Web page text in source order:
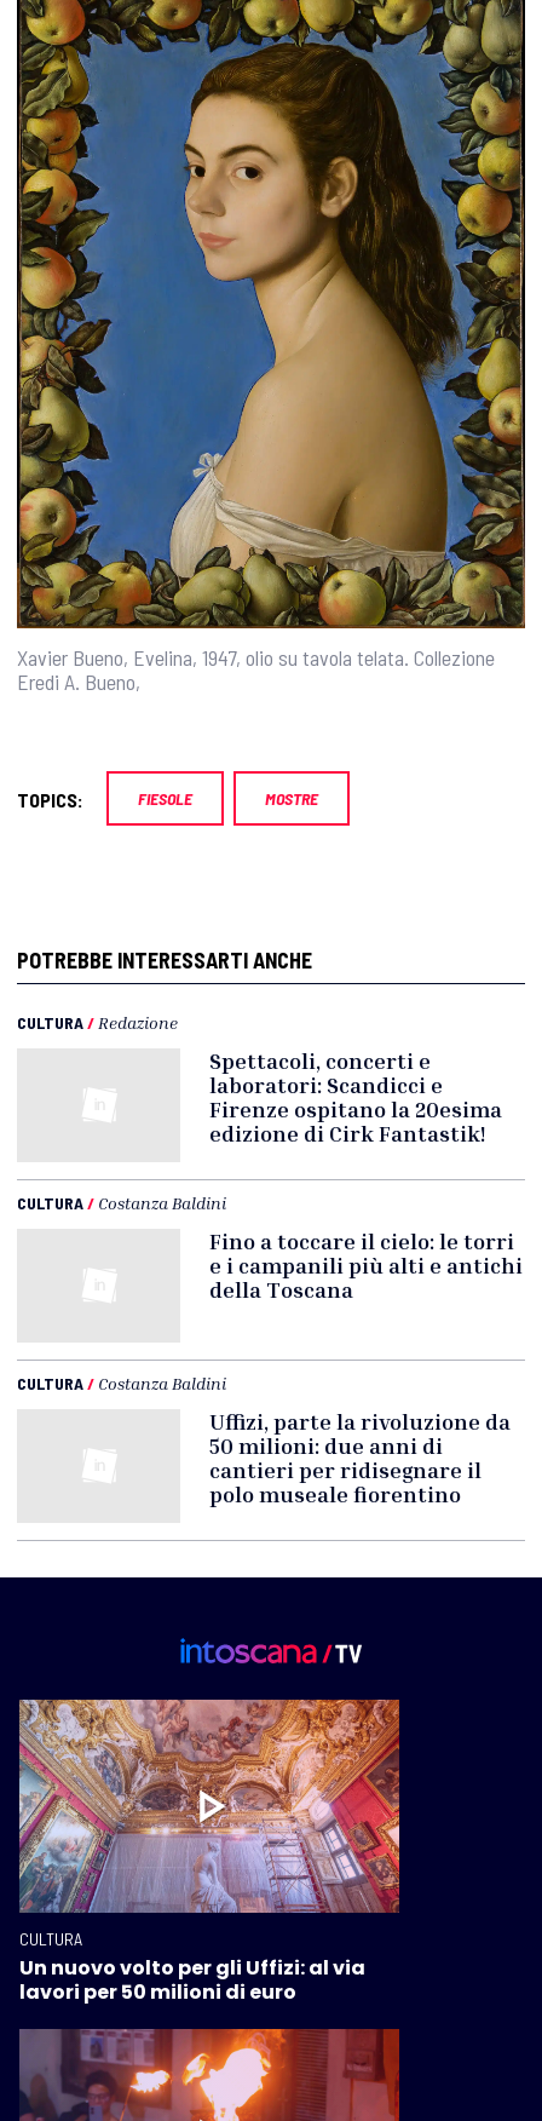
Xavier Bueno, Evelina, 1947, olio su tavola telata. Collezione
Eredi A. Bueno,
TOPICS: FIESOLE MOSTRE
POTREBBE INTERESSARTI ANCHE
CULTURA/ Redazione
Spettacoli, concerti e
laboratori: Scandicci e
Firenze ospitano la 20esima
edizione di Cirk Fantastik!
CULTURA/ Costanza Baldini
Fino a toccare il cielo: le torri
e i campanili più alti e antichi
della Toscana
CULTURA/ Costanza Baldini
Uffizi, parte la rivoluzione da
50 milioni: due anni di
cantieri per ridisegnare il
polo museale fiorentino
CULTURA
Un nuovo volto per gli Uffizi: al via
lavori per 50 milioni di euro